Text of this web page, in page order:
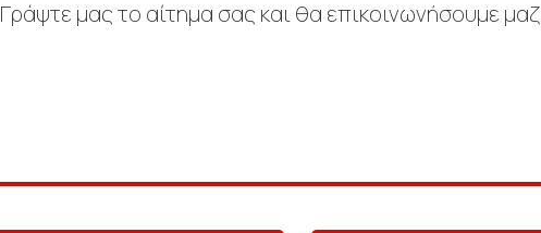
Γράψτε μας το αίτημα σας και θα επικοινωνήσουμε